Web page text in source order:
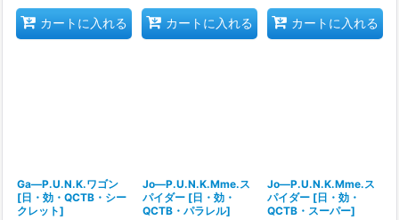
カートに入れる カートに入れる カートに入れる
Ga―P.U.N.K.ワゴン
[日・効・QCTB・シー
クレット]
Jo―P.U.N.K.Mme.ス
パイダー [日・効・
QCTB・パラレル]
Jo―P.U.N.K.Mme.ス
パイダー [日・効・
QCTB・スーパー]